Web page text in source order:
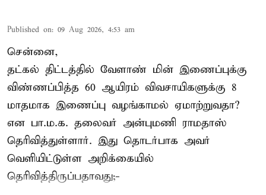
Published on: 09 Aug 2026, 4:53 am
சென்னை,
தட்கல் திட்டத்தில் வேளாண் மின் இணைப்புக்கு
விண்ணப்பித்த 60 ஆயிரம் விவசாயிகளுக்கு 8
மாதமாக இணைப்பு வழங்காமல் ஏமாற்றுவதா?
என பா.ம.க. தலைவர் அன்புமணி ராமதாஸ்
தெரிவித்துள்ளார். இது தொடர்பாக அவர்
வெளியிட்டுள்ள அறிக்கையில்
தெரிவித்திருப்பதாவது;-